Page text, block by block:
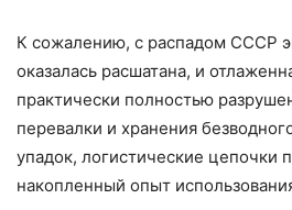
К сожалению, с распадом СССР
оказалась расшатана, и
практически полностью
перевалки и хранения
упадок, логистические цепочки
накопленный опыт